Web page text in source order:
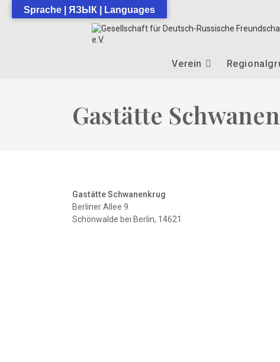
Verein
Gastätte
Gastätte Schwanenkrug
Berliner Allee 9
Schönwalde bei Berlin, 14621
Sprache | ЯЗЫК | Languages